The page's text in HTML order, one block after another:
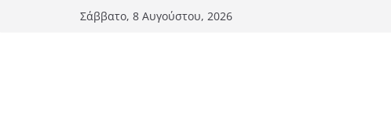
Σάββατο, 8 Αυγούστου, 2026